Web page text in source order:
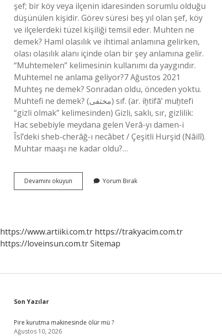
şef; bir köy veya ilçenin idaresinden sorumlu olduğu
düşünülen kişidir. Görev süresi beş yıl olan şef, köy
ve ilçelerdeki tüzel kişiliği temsil eder. Muhten ne
demek? Haml olasılık ve ihtimal anlamına gelirken,
olası olasılık alanı içinde olan bir şey anlamına gelir.
“Muhtemelen” kelimesinin kullanımı da yaygındır.
Muhtemel ne anlama geliyor?7 Ağustos 2021
Muhteş ne demek? Sonradan oldu, önceden yoktu.
Muhtefi ne demek? (ﻣﺨﺘﻔﻰ) sıf. (ar. iḫtifā’ muḫtefі
“gizli olmak” kelimesinden) Gizli, saklı, sır, gizlilik:
Hac sebebiyle meydana gelen Verâ-yı damen-i
Îsî’deki sheb-cherâğ-ı necâbet / Çeşitli Hurşid (Nâilî).
Muhtar maaşı ne kadar oldu?…
Devamını okuyun
Ne
Yorum Bırak
https://www.artiiki.com.tr https://trakyacim.com.tr
https://loveinsun.com.trSitemap
Sidebar
Son Yazılar
Pire kurutma makinesinde ölür mü ?
Ağustos 10, 2026